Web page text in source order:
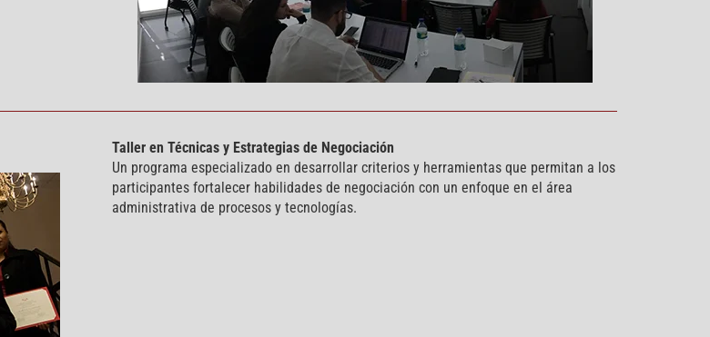
Taller en Técnicas y Estrategias de Negociación
Un programa especializado en desarrollar criterios y herramientas que permitan a los
participantes fortalecer habilidades de negociación con un enfoque en el área
administrativa de procesos y tecnologías.